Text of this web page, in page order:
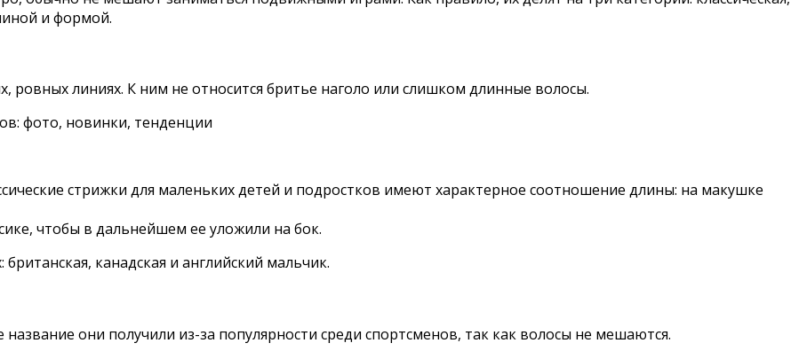
и формой.
ровных линиях. К ним не относится бритье наголо или слишком длинные волосы.
стрижки для маленьких детей и подростков имеют характерное соотношение длины: на макушке
чтобы в дальнейшем ее уложили на бок.
канадская и английский мальчик.
они получили из-за популярности среди спортсменов, так как волосы не мешаются.